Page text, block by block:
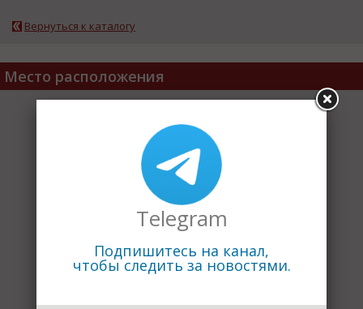
Вернуться к каталогу
Место расположения
Telegram
Подпишитесь на канал,
чтобы следить за новостями.